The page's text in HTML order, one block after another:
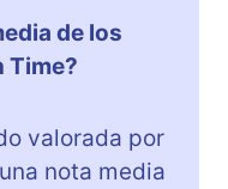
de los
Time?
valorada por
nota media